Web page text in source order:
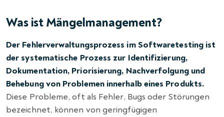
Was ist Mängelmanagement?
Der Fehlerverwaltungsprozess im Softwaretesting ist
der systematische Prozess zur Identifizierung,
Dokumentation, Priorisierung, Nachverfolgung und
Behebung von Problemen innerhalb eines Produkts.
Diese Probleme, oft als Fehler, Bugs oder Störungen
bezeichnet, können von geringfügigen